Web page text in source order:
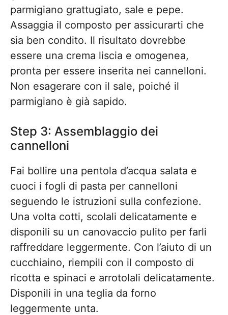
parmigiano grattugiato, sale e pepe.
Assaggia il composto per assicurarti che
sia ben condito. Il risultato dovrebbe
essere una crema liscia e omogenea,
pronta per essere inserita nei cannelloni.
Non esagerare con il sale, poiché il
parmigiano è già sapido.
Step 3: Assemblaggio dei
cannelloni
Fai bollire una pentola d’acqua salata e
cuoci i fogli di pasta per cannelloni
seguendo le istruzioni sulla confezione.
Una volta cotti, scolali delicatamente e
disponili su un canovaccio pulito per farli
raffreddare leggermente. Con l’aiuto di un
cucchiaino, riempili con il composto di
ricotta e spinaci e arrotolali delicatamente.
Disponili in una teglia da forno
leggermente unta.